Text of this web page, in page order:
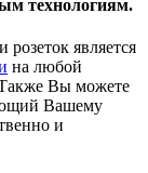
технологиям.
является
на любой
Вы можете
Вашему
и